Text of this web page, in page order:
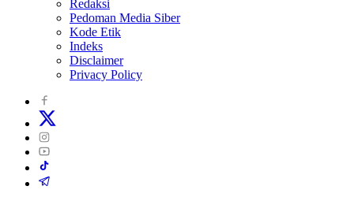
Redaksi
Pedoman Media Siber
Kode Etik
Indeks
Disclaimer
Privacy Policy